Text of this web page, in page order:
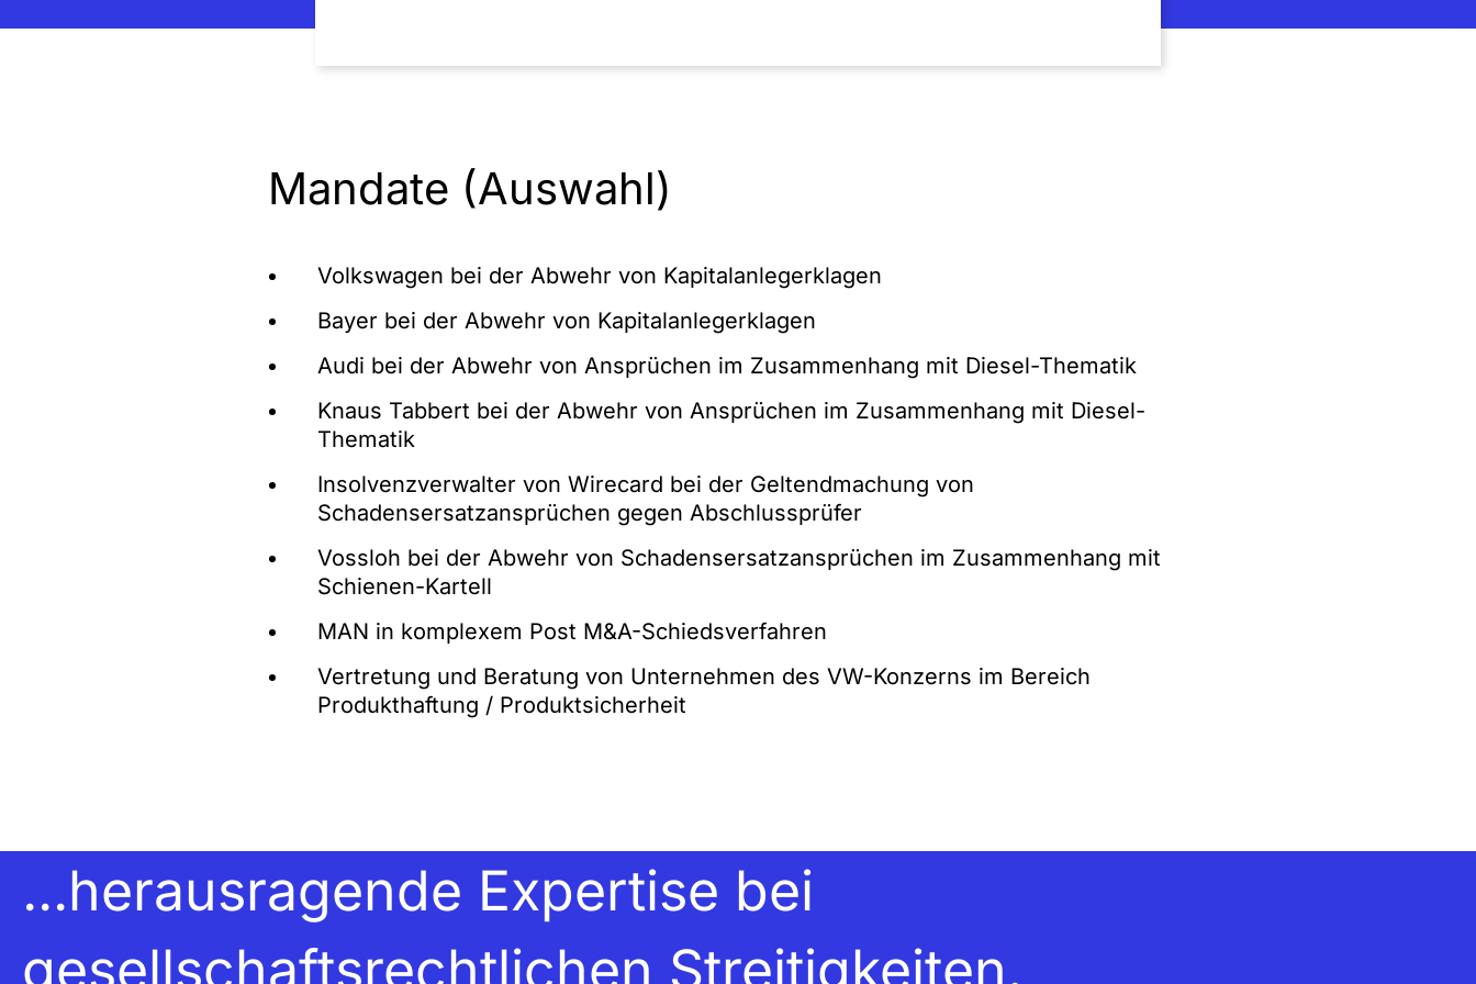
Mandate (Auswahl)
Volkswagen bei der Abwehr von Kapitalanlegerklagen
Bayer bei der Abwehr von Kapitalanlegerklagen
Audi bei der Abwehr von Ansprüchen im Zusammenhang mit Diesel-Thematik
Knaus Tabbert bei der Abwehr von Ansprüchen im Zusammenhang mit Diesel-
Thematik
Insolvenzverwalter von Wirecard bei der Geltendmachung von
Schadensersatzansprüchen gegen Abschlussprüfer
Vossloh bei der Abwehr von Schadensersatzansprüchen im Zusammenhang mit
Schienen-Kartell
MAN in komplexem Post M&A-Schiedsverfahren
Vertretung und Beratung von Unternehmen des VW-Konzerns im Bereich
Produkthaftung / Produktsicherheit
...herausragende Expertise bei
gesellschaftsrechtlichen Streitigkeiten.